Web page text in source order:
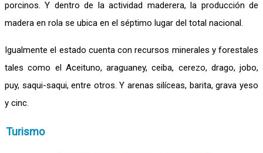
porcinos. Y dentro de la actividad maderera, la producción de
madera en rola se ubica en el séptimo lugar del total nacional.
Igualmente el estado cuenta con recursos minerales y forestales
tales como el Aceituno, araguaney, ceiba, cerezo, drago, jobo,
puy, saqui-saqui, entre otros. Y arenas silíceas, barita, grava yeso
y cinc.
Turismo